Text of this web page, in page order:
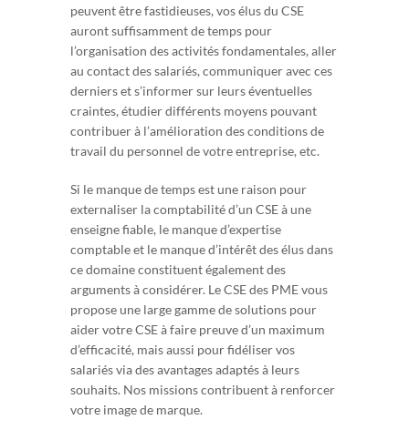
peuvent être fastidieuses, vos élus du CSE
auront suffisamment de temps pour
l’organisation des activités fondamentales, aller
au contact des salariés, communiquer avec ces
derniers et s’informer sur leurs éventuelles
craintes, étudier différents moyens pouvant
contribuer à l’amélioration des conditions de
travail du personnel de votre entreprise, etc.
Si le manque de temps est une raison pour
externaliser la comptabilité d’un CSE à une
enseigne fiable, le manque d’expertise
comptable et le manque d’intérêt des élus dans
ce domaine constituent également des
arguments à considérer. Le CSE des PME vous
propose une large gamme de solutions pour
aider votre CSE à faire preuve d’un maximum
d’efficacité, mais aussi pour fidéliser vos
salariés via des avantages adaptés à leurs
souhaits. Nos missions contribuent à renforcer
votre image de marque.